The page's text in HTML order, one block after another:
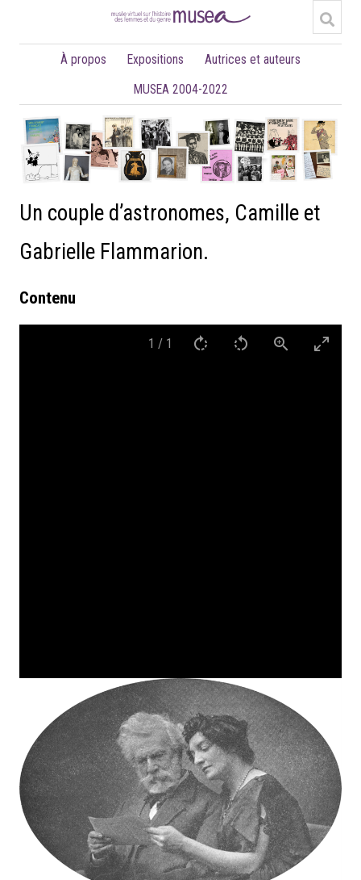
À propos Expositions
Autrices et auteurs
MUSEA 2004-2022
Un couple d’astronomes, Camille et
Gabrielle Flammarion.
Contenu
1 / 1